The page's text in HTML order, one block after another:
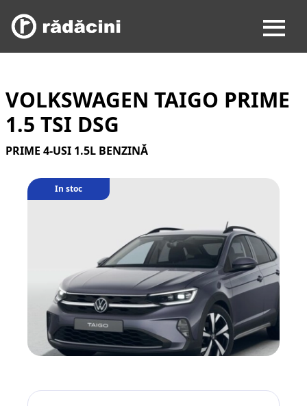
VOLKSWAGEN TAIGO PRIME
1.5 TSI DSG
PRIME 4-USI 1.5L BENZINĂ
In stoc